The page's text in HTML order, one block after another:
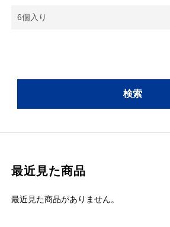
最近見た商品
最近見た商品がありません。